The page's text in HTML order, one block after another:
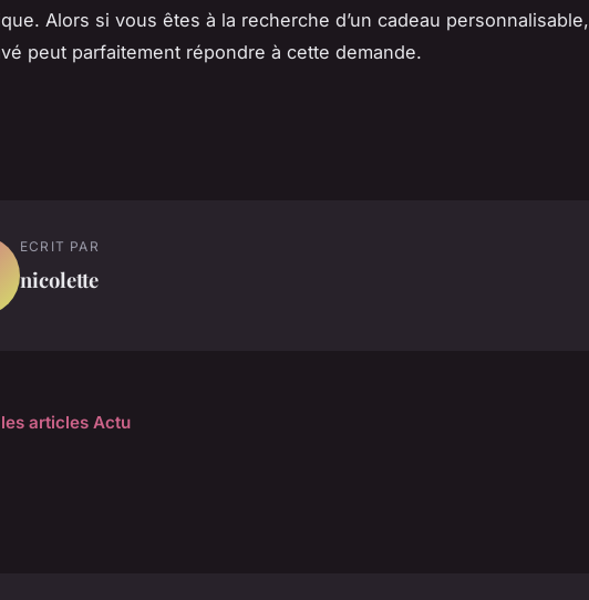
Alors si vous êtes à la recherche d’un cadeau personnalisable,
peut parfaitement répondre à cette demande.
ECRIT PAR
nicolette
articles Actu